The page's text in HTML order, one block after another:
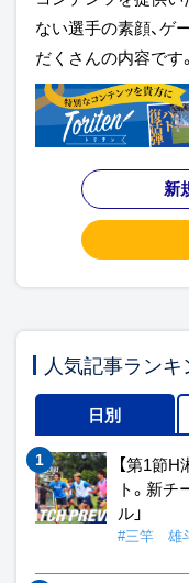
ない選手の素顔、ゲ
だくさんの内容です
新
人気記事ランキ
日別
【第1節
ト。新
ル」
#三竿 雄